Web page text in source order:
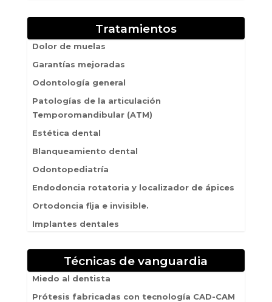
Tratamientos
Dolor de muelas
Garantías mejoradas
Odontología general
Patologías de la articulación
Temporomandibular (ATM)
Estética dental
Blanqueamiento dental
Odontopediatría
Endodoncia rotatoria y localizador de ápices
Ortodoncia fija e invisible.
Implantes dentales
Técnicas de vanguardia
Miedo al dentista
Prótesis fabricadas con tecnología CAD-CAM